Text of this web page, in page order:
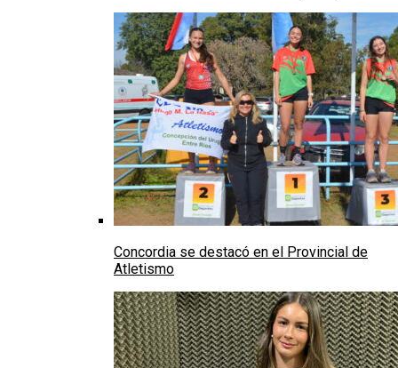
Concordia se destacó en el Provincial de
Atletismo